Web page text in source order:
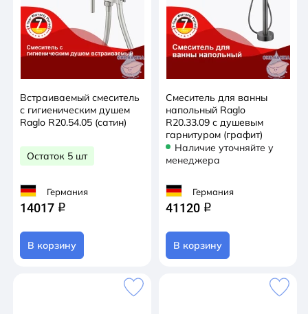
Встраиваемый смеситель
с гигиеническим душем
Raglo R20.54.05 (сатин)
Остаток 5 шт
Германия
14017 q
В корзину
Смеситель для ванны
напольный Raglo
R20.33.09 с душевым
гарнитуром (графит)
Наличие уточняйте у
менеджера
Германия
41120 q
В корзину